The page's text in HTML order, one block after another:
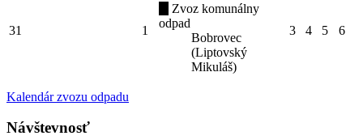
31 1
Zvoz komunálny
odpad
Bobrovec
(Liptovský
Mikuláš)
3 4 5 6
Kalendár zvozu odpadu
Návštevnosť